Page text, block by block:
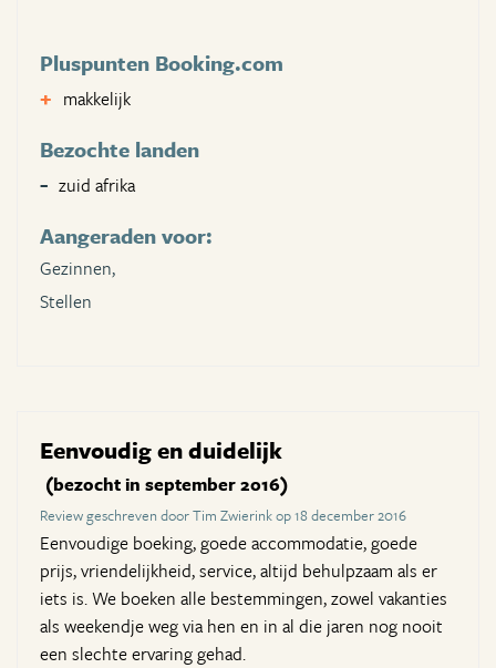
Pluspunten Booking.com
makkelijk
Bezochte landen
zuid afrika
Aangeraden voor:
Gezinnen,
Stellen
Eenvoudig en duidelijk
(bezocht in september 2016)
Review geschreven door Tim Zwierink op 18 december 2016
Eenvoudige boeking, goede accommodatie, goede
prijs, vriendelijkheid, service, altijd behulpzaam als er
iets is. We boeken alle bestemmingen, zowel vakanties
als weekendje weg via hen en in al die jaren nog nooit
een slechte ervaring gehad.